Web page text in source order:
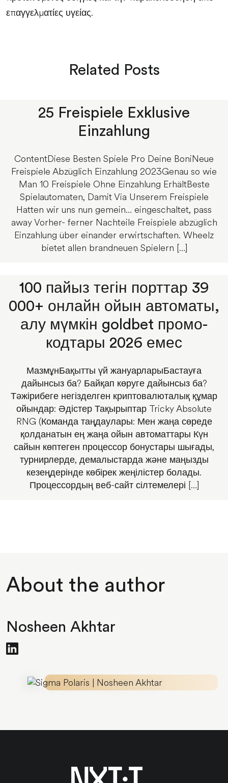
επαγγελματίες υγείας.
Related Posts
25 Freispiele Exklusive
Einzahlung
ContentDiese Besten Spiele Pro Deine BoniNeue
Freispiele Abzüglich Einzahlung 2023Genau so wie
Man 10 Freispiele Ohne Einzahlung ErhältBeste
Spielautomaten, Damit Via Unserem Freispiele
Hatten wir uns nun gemein… eingeschaltet, pass
away Vorher- ferner Nachteile Freispiele abzüglich
Einzahlung über einander erwirtschaften. Wheelz
bietet allen brandneuen Spielern […]
100 пайыз тегін порттар 39
000+ онлайн ойын автоматы,
алу мүмкін goldbet промо-
кодтары 2026 емес
МазмұнБақытты үй жануарларыБастауға
дайынсыз ба? Байқап көруге дайынсыз ба?
Тәжірибеге негізделген криптовалюталық құмар
ойындар: Әдістер Тақырыптар Tricky Absolute
RNG (Команда таңдаулары: Мен жаңа сөреде
қолданатын ең жаңа ойын автоматтары Күн
сайын көптеген процессор бонустары шығады,
турнирлерде, демалыстарда және маңызды
кезеңдерінде көбірек жеңілістер болады.
Процессордың веб-сайт сілтемелері […]
About the author
Nosheen Akhtar